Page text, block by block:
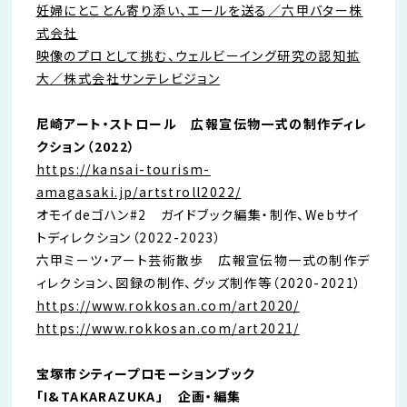
妊婦にとことん寄り添い、エールを送る／六甲バター株
式会社
映像のプロとして挑む、ウェルビーイング研究の認知拡
大／株式会社サンテレビジョン
尼崎アート・ストロール 広報宣伝物一式の制作ディレ
クション（2022）
https://kansai-tourism-
amagasaki.jp/artstroll2022/
オモイdeゴハン#2 ガイドブック編集・制作、Webサイ
トディレクション（2022-2023）
六甲ミーツ・アート芸術散歩 広報宣伝物一式の制作デ
ィレクション、図録の制作、グッズ制作等（2020-2021）
https://www.rokkosan.com/art2020/
https://www.rokkosan.com/art2021/
宝塚市シティープロモーションブック
「I&TAKARAZUKA」 企画・編集